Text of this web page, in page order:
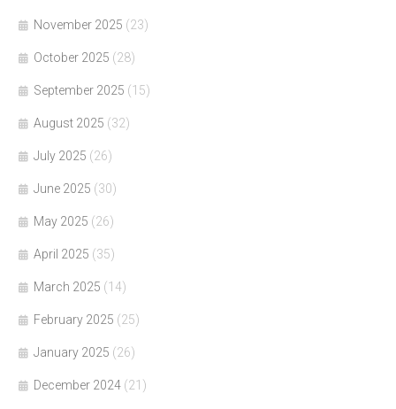
November 2025 (23)
October 2025 (28)
September 2025 (15)
August 2025 (32)
July 2025 (26)
June 2025 (30)
May 2025 (26)
April 2025 (35)
March 2025 (14)
February 2025 (25)
January 2025 (26)
December 2024 (21)